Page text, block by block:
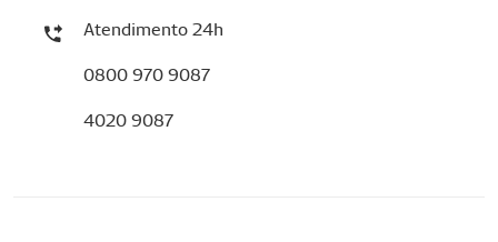
Atendimento 24h
0800 970 9087
4020 9087